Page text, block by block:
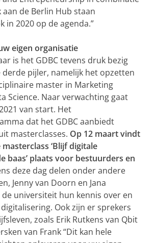
aan de Berlin Hub staan
in 2020 op de agenda.”
eigen organisatie
is het GDBC tevens druk bezig
derde pijler, namelijk het opzetten
master in Marketing
Science. Naar verwachting gaat
van start. Het
dat het GDBC aanbiedt
masterclasses. Op 12 maart vindt
‘Blijf digitale
baas’ plaats voor bestuurders en
deze dag delen onder andere
Jenny van Doorn en Jana
universiteit hun kennis over en
Ook zijn er sprekers
zoals Erik Rutkens van Qbit
van Frank “Dit kan hele